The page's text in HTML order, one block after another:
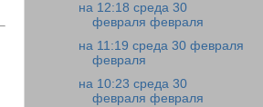
на 12:18 среда 30
февраля февраля
на 11:19 среда 30 февраля
февраля
на 10:23 среда 30
февраля февраля